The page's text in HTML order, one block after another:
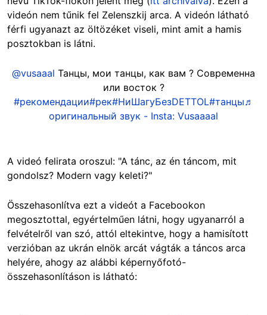
videón nem tűnik fel Zelenszkij arca. A videón látható
férfi ugyanazt az öltözéket viseli, mint amit a hamis
posztokban is látni.
@vusaaal Танцы, мои танцы, как вам ? Современна
или восток ?
#рекомендации#рек#НиШагуБезDETTOL#танцы♬
оригинальный звук - Insta: Vusaaaal
A videó felirata oroszul: "A tánc, az én táncom, mit
gondolsz? Modern vagy keleti?"
Összehasonlítva ezt a videót a Facebookon
megosztottal, egyértelműen látni, hogy ugyanarról a
felvételről van szó, attól eltekintve, hogy a hamisított
verzióban az ukrán elnök arcát vágták a táncos arca
helyére, ahogy az alábbi képernyőfotó-
összehasonlításon is látható: